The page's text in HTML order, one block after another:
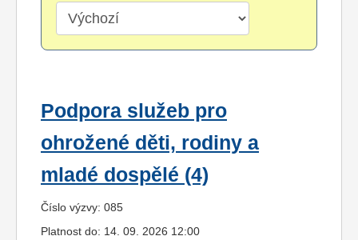
Podpora služeb pro
ohrožené děti, rodiny a
mladé dospělé (4)
Číslo výzvy: 085
Platnost do: 14. 09. 2026 12:00